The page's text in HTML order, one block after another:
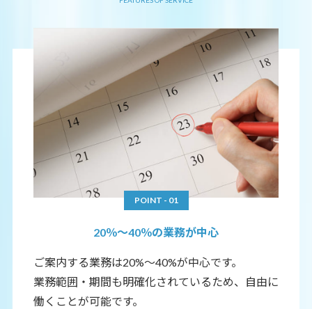
POINT - 01
20％～40％の業務が中心
ご案内する業務は20%～40%が中心です。
業務範囲・期間も明確化されているため、自由に
働くことが可能です。